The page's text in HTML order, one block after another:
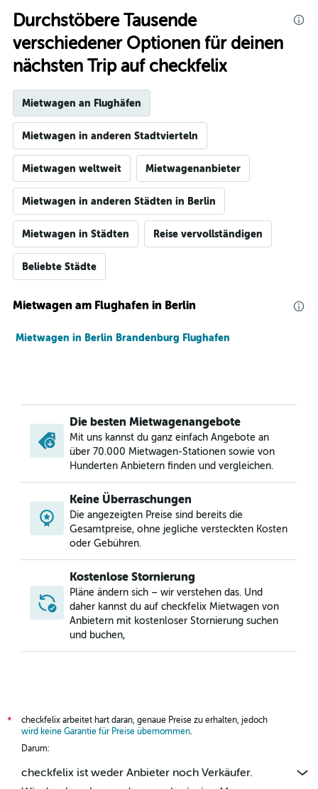
Durchstöbere Tausende
verschiedener Optionen für deinen
nächsten Trip auf checkfelix
Mietwagen an Flughäfen
Mietwagen in anderen Stadtvierteln
Mietwagen weltweit Mietwagenanbieter
Mietwagen in anderen Städten in Berlin
Mietwagen in Städten Reise vervollständigen
Beliebte Städte
Mietwagen am Flughafen in Berlin
Mietwagen in Berlin Brandenburg Flughafen
Die besten Mietwagenangebote
Mit uns kannst du ganz einfach Angebote an
über 70.000 Mietwagen-Stationen sowie von
Hunderten Anbietern finden und vergleichen.
Keine Überraschungen
Die angezeigten Preise sind bereits die
Gesamtpreise, ohne jegliche versteckten Kosten
oder Gebühren.
Kostenlose Stornierung
Pläne ändern sich – wir verstehen das. Und
daher kannst du auf checkfelix Mietwagen von
Anbietern mit kostenloser Stornierung suchen
und buchen,
*
checkfelix arbeitet hart daran, genaue Preise zu erhalten, jedoch
wird keine Garantie für Preise übernommen.
Darum:
checkfelix ist weder Anbieter noch Verkäufer.